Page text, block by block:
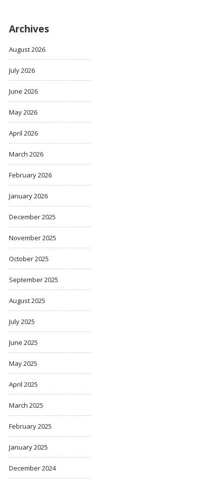
Archives
August 2026
July 2026
June 2026
May 2026
April 2026
March 2026
February 2026
January 2026
December 2025
November 2025
October 2025
September 2025
August 2025
July 2025
June 2025
May 2025
April 2025
March 2025
February 2025
January 2025
December 2024